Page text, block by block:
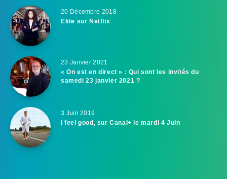
20 Décembre 2018
Elite sur Netflix
23 Janvier 2021
« On est en direct » : Qui sont les invités du
samedi 23 janvier 2021 ?
3 Juin 2019
I feel good, sur Canal+ le mardi 4 Juin